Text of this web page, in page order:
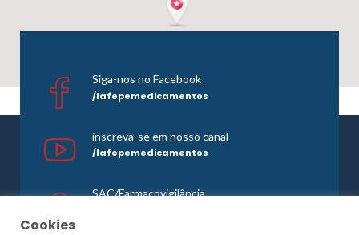
Siga-nos no Facebook
/lafepemedicamentos
inscreva-se em nosso canal
/lafepemedicamentos
SAC/Farmacovigilância
Cookies